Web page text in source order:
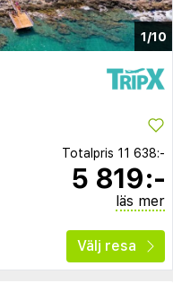
1/10
Totalpris 11 638:-
5 819:-
läs mer
Välj resa